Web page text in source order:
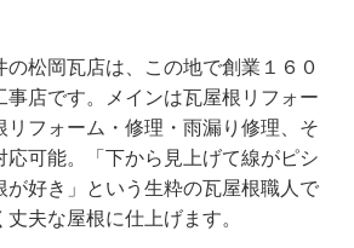
の松岡瓦店は、この地で創業１６０
事店です。メインは瓦屋根リフォー
リフォーム・修理・雨漏り修理、そ
応可能。「下から見上げて線がピシ
が好き」という生粋の瓦屋根職人で
夫な屋根に仕上げます。